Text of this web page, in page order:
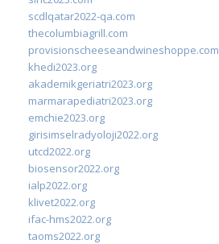
scdlqatar2022-qa.com
thecolumbiagrill.com
provisionscheeseandwineshoppe.com
khedi2023.org
akademikgeriatri2023.org
marmarapediatri2023.org
emchie2023.org
girisimselradyoloji2022.org
utcd2022.org
biosensor2022.org
ialp2022.org
klivet2022.org
ifac-hms2022.org
taoms2022.org